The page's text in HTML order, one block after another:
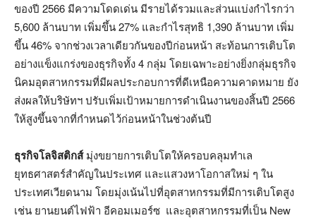
ของปี 2566 มีความโดดเด่น มีรายได้รวมและส่วนแบ่งกำไรกว่า
5,600 ล้านบาท เพิ่มขึ้น 27% และกำไรสุทธิ 1,390 ล้านบาท เพิ่ม
ขึ้น 46% จากช่วงเวลาเดียวกันของปีก่อนหน้า สะท้อนการเติบโต
อย่างแข็งแกร่งของธุรกิจทั้ง 4 กลุ่ม โดยเฉพาะอย่างยิ่งกลุ่มธุรกิจ
นิคมอุตสาหกรรมที่มีผลประกอบการที่ดีเหนือความคาดหมาย ยัง
ส่งผลให้บริษัทฯ ปรับเพิ่มเป้าหมายการดำเนินงานของสิ้นปี 2566
ให้สูงขึ้นจากที่กำหนดไว้ก่อนหน้าในช่วงต้นปี
ธุรกิจโลจิสติกส์มุ่งขยายการเติบโตให้ครอบคลุมทำเล
ยุทธศาสตร์สำคัญในประเทศ และแสวงหาโอกาสใหม่ ๆ ใน
ประเทศเวียดนาม โดยมุ่งเน้นไปที่อุตสาหกรรมที่มีการเติบโตสูง
เช่น ยานยนต์ไฟฟ้า อีคอมเมอร์ซ และอุตสาหกรรมที่เป็น New